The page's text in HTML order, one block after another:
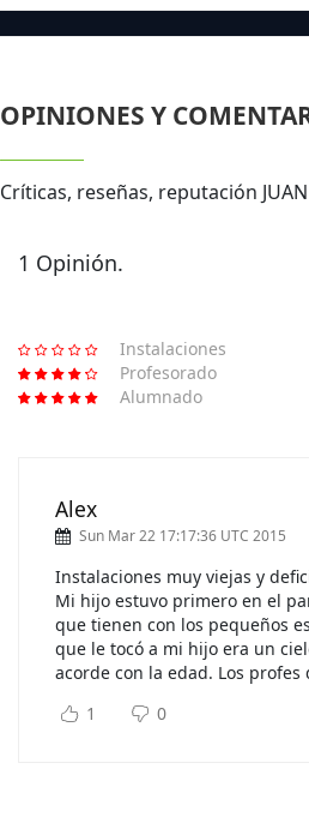
OPINIONES Y
Críticas, reseñas, reputación JUAN
1 Opinión.
Instalaciones
Profesorado
Alumnado
Alex
Sun Mar 22 17:17:36 UTC 2015
Instalaciones muy viejas y
Mi hijo estuvo primero en el
que tienen con los pequeños
que le tocó a mi hijo era un
acorde con la edad. Los
1
0